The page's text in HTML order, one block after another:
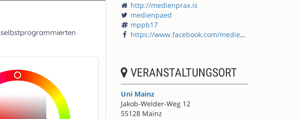
http://medienprax.is
medienpaed
mppb17
https://www.facebook.com/medienpaedagogik/
VERANSTALTUNGSORT
Uni Mainz
Jakob-Welder-Weg 12
55128 Mainz